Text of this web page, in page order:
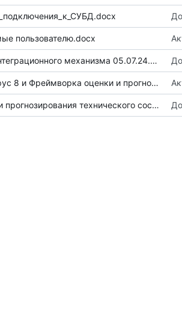
пользователю.docx
механизма 05.07.24.docx
оценки и прогнозирования состояния оборудования.docx
технического состояния.pptx